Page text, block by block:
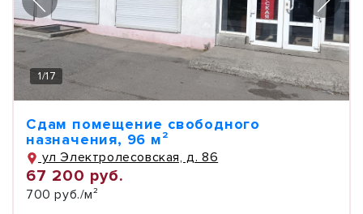
1/17
Сдам помещение свободного
назначения, 96 м²
ул Электролесовская, д. 86
67 200 руб.
700 руб./м²